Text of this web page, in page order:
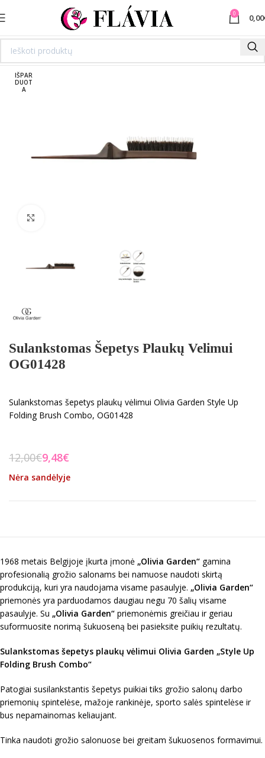
0 0,00
IŠPAR
DUOT
A
Sulankstomas Šepetys Plaukų Velimui
OG01428
Sulankstomas šepetys plaukų vėlimui Olivia Garden Style Up
Folding Brush Combo, OG01428
12,00€9,48€
Nėra sandėlyje
1968 metais Belgijoje įkurta įmonė „Olivia Garden“ gamina
profesionalią grožio salonams bei namuose naudoti skirtą
produkciją, kuri yra naudojama visame pasaulyje. „Olivia Garden“
priemonės yra parduodamos daugiau negu 70 šalių visame
pasaulyje. Su „Olivia Garden“ priemonėmis greičiau ir geriau
suformuosite norimą šukuoseną bei pasieksite puikių rezultatų.
Sulankstomas šepetys plaukų vėlimui Olivia Garden „Style Up
Folding Brush Combo“
Patogiai susilankstantis šepetys puikiai tiks grožio salonų darbo
priemonių spintelėse, mažoje rankinėje, sporto salės spintelėse ir
bus nepamainomas keliaujant.
Tinka naudoti grožio salonuose bei greitam šukuosenos formavimui.